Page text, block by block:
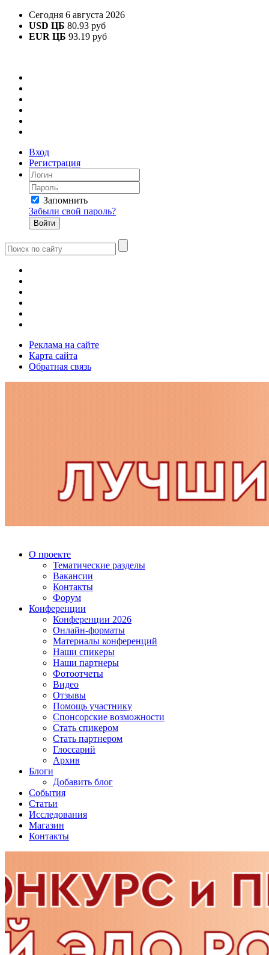
Сегодня 6 августа 2026
USD ЦБ 80.93 руб
EUR ЦБ 93.19 руб
Вход
Регистрация
Запомнить
Забыли свой пароль?
Реклама на сайте
Карта сайта
Обратная связь
О проекте
Тематические разделы
Вакансии
Контакты
Форум
Конференции
Конференции 2026
Онлайн-форматы
Материалы конференций
Наши спикеры
Наши партнеры
Фотоотчеты
Видео
Отзывы
Помощь участнику
Спонсорские возможности
Стать спикером
Стать партнером
Глоссарий
Архив
Блоги
Добавить блог
События
Статьи
Исследования
Магазин
Контакты